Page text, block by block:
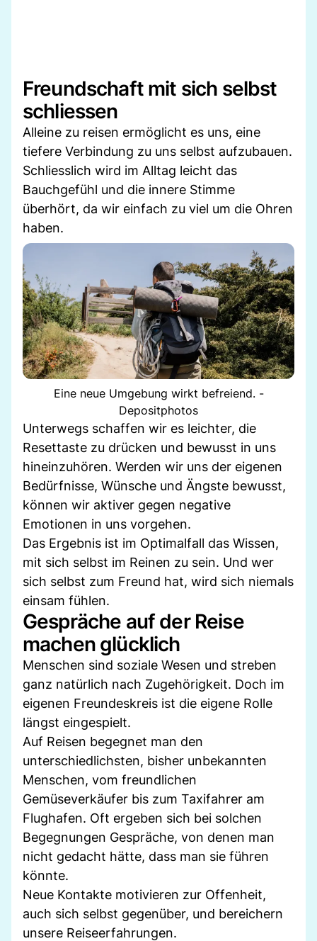
Freundschaft mit sich selbst
schliessen
Alleine zu reisen ermöglicht es uns, eine
tiefere Verbindung zu uns selbst aufzubauen.
Schliesslich wird im Alltag leicht das
Bauchgefühl und die innere Stimme
überhört, da wir einfach zu viel um die Ohren
haben.
Eine neue Umgebung wirkt befreiend. -
Depositphotos
Unterwegs schaffen wir es leichter, die
Resettaste zu drücken und bewusst in uns
hineinzuhören. Werden wir uns der eigenen
Bedürfnisse, Wünsche und Ängste bewusst,
können wir aktiver gegen negative
Emotionen in uns vorgehen.
Das Ergebnis ist im Optimalfall das Wissen,
mit sich selbst im Reinen zu sein. Und wer
sich selbst zum Freund hat, wird sich niemals
einsam fühlen.
Gespräche auf der Reise
machen glücklich
Menschen sind soziale Wesen und streben
ganz natürlich nach Zugehörigkeit. Doch im
eigenen Freundeskreis ist die eigene Rolle
längst eingespielt.
Auf Reisen begegnet man den
unterschiedlichsten, bisher unbekannten
Menschen, vom freundlichen
Gemüseverkäufer bis zum Taxifahrer am
Flughafen. Oft ergeben sich bei solchen
Begegnungen Gespräche, von denen man
nicht gedacht hätte, dass man sie führen
könnte.
Neue Kontakte motivieren zur Offenheit,
auch sich selbst gegenüber, und bereichern
unsere Reiseerfahrungen.